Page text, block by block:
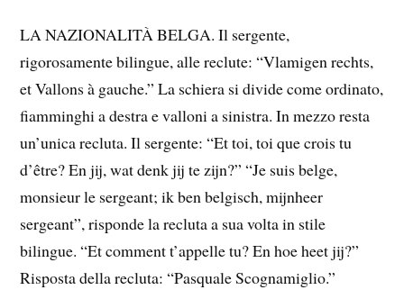
LA NAZIONALITÀ BELGA. Il sergente,
rigorosamente bilingue, alle reclute: “Vlamigen rechts,
et Vallons à gauche.” La schiera si divide come ordinato,
fiamminghi a destra e valloni a sinistra. In mezzo resta
un’unica recluta. Il sergente: “Et toi, toi que crois tu
d’être? En jij, wat denk jij te zijn?” “Je suis belge,
monsieur le sergeant; ik ben belgisch, mijnheer
sergeant”, risponde la recluta a sua volta in stile
bilingue. “Et comment t’appelle tu? En hoe heet jij?”
Risposta della recluta: “Pasquale Scognamiglio.”